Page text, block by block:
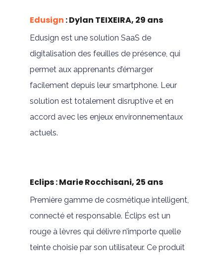
Edusign : Dylan TEIXEIRA, 29 ans
Edusign est une solution SaaS de
digitalisation des feuilles de présence, qui
permet aux apprenants d’émarger
facilement depuis leur smartphone. Leur
solution est totalement disruptive et en
accord avec les enjeux environnementaux
actuels.
Eclips : Marie Rocchisani, 25 ans
Première gamme de cosmétique intelligent,
connecté et responsable. Éclips est un
rouge à lèvres qui délivre n’importe quelle
teinte choisie par son utilisateur. Ce produit